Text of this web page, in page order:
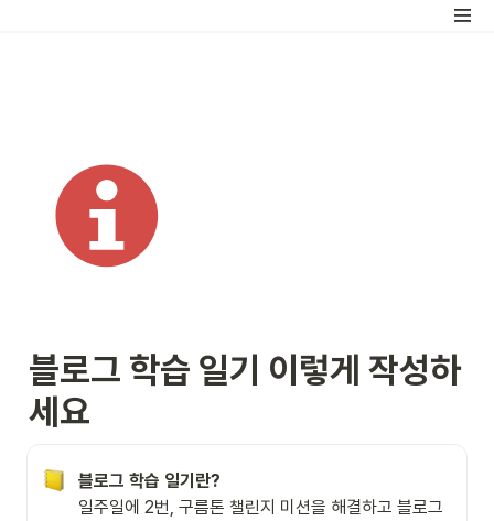
블로그 학습 일기 이렇게 작성하
세요
블로그 학습 일기란?
일주일에 2번, 구름톤 챌린지 미션을 해결하고 블로그